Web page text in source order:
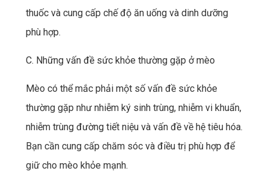
thuốc và cung cấp chế độ ăn uống và dinh dưỡng
phù hợp.
C. Những vấn đề sức khỏe thường gặp ở mèo
Mèo có thể mắc phải một số vấn đề sức khỏe
thường gặp như nhiễm ký sinh trùng, nhiễm vi khuẩn,
nhiễm trùng đường tiết niệu và vấn đề về hệ tiêu hóa.
Bạn cần cung cấp chăm sóc và điều trị phù hợp để
giữ cho mèo khỏe mạnh.